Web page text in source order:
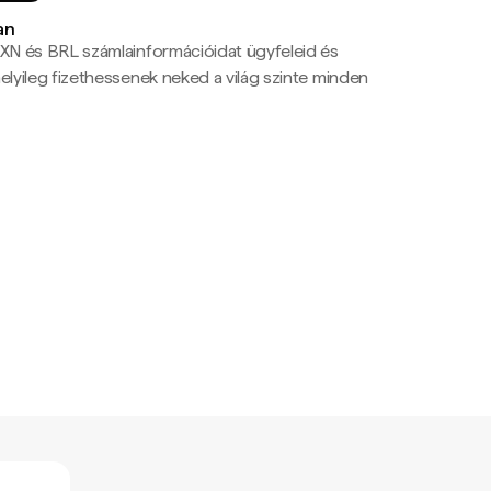
és BRL számlainformációidat ügyfeleid és
fizethessenek neked a világ szinte minden